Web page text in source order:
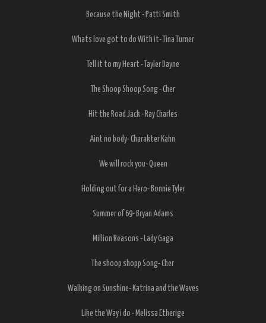
Because the Night - Patti Smith
Whats love got to do With it- Tina Turner
Tell it to my Heart - Tayler Dayne
The Shoop Shoop Song - Cher
Hit the Road Jack - Ray Charles
Aint no body- Charakter Kahn
We will rock you- Queen
Holding out for a Hero- Bonnie Tyler
Summer of 69- Bryan Adams
Million Reasons - Lady Gaga
The shoop shopp Song- Cher
Walking on Sunshine- Katrina and the Waves
Like the Way i do - Melissa Etherige